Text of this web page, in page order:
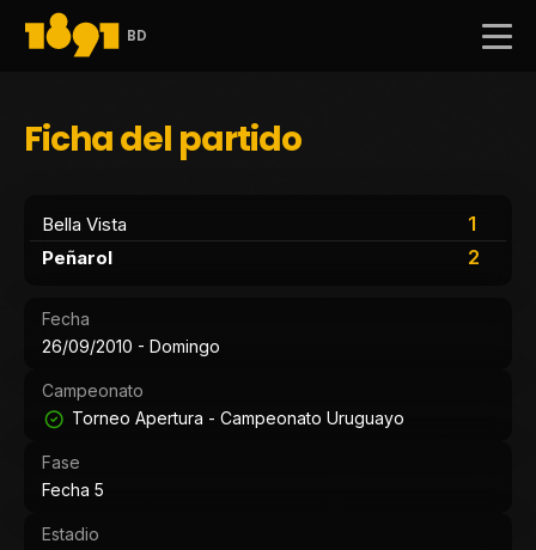
BD
Ficha del partido
Bella Vista
1
2
Peñarol
Fecha
26/09/2010 - Domingo
Campeonato
Torneo Apertura - Campeonato Uruguayo
Fase
Fecha 5
Estadio